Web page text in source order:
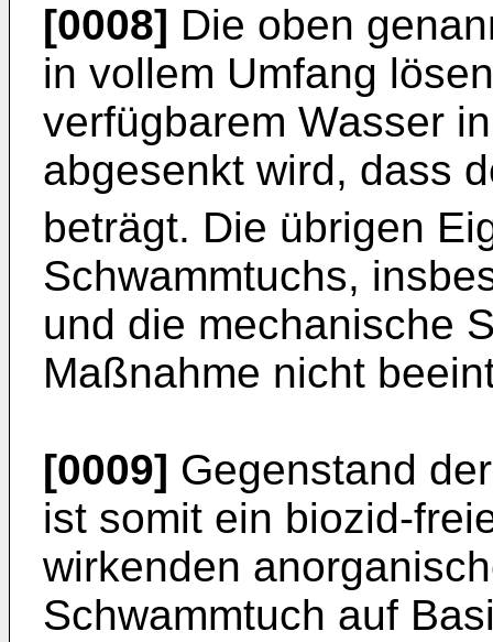
[0008] Die oben
in vollem Umfang
verfügbarem Wasser
abgesenkt wird, dass
beträgt. Die übrigen
Schwammtuchs,
und die mechanische
Maßnahme nicht
[0009] Gegenstand
ist somit ein biozid-
wirkenden
Schwammtuch auf